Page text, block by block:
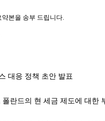
약본을 송부 드립니다.
대응 정책 초안 발표
폴란드의 현 세금 제도에 대한